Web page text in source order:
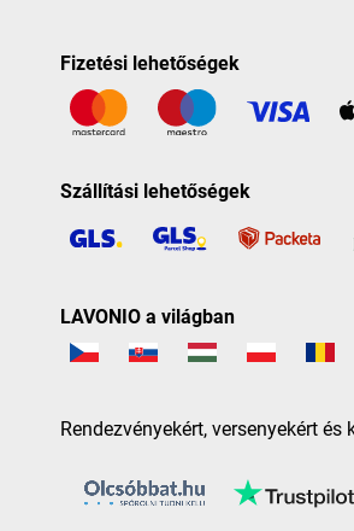
Fizetési lehetőségek
Szállítási lehetőségek
LAVONIO a világban
Rendezvényekért, versenyekért